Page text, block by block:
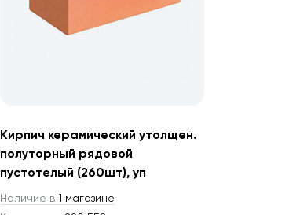
Кирпич керамический утолщен.
полуторный рядовой
пустотелый (260шт), уп
Наличие в 1 магазине